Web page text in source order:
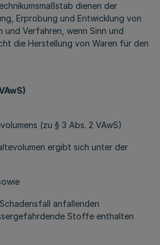
dienen der
Erprobung und Entwicklung von
Verfahren, wenn Sinn und
die Herstellung von Waren für den
(zu § 3 Abs. 2 VAwS)
ergibt sich unter der
anfallenden
Stoffe enthalten